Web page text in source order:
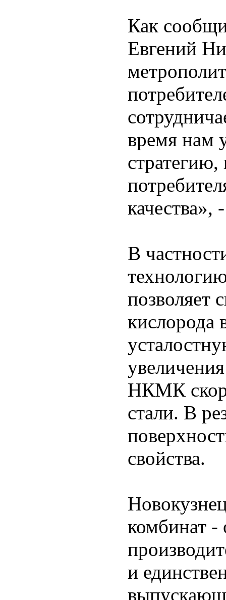
Как
Евгений
время нам
В
позволяет
кислорода
НКМК
стали. В
свойства.
комбинат
и